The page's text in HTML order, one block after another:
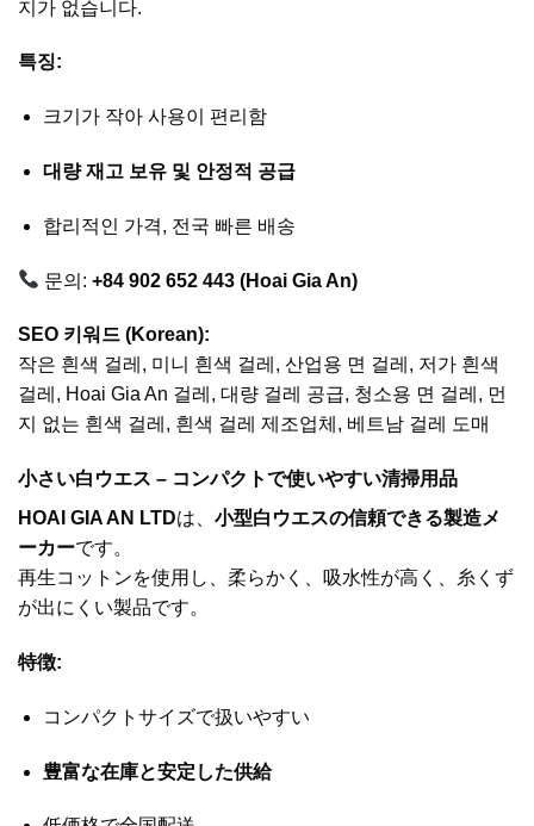
지가 없습니다.
특징:
크기가 작아 사용이 편리함
대량 재고 보유 및 안정적 공급
합리적인 가격, 전국 빠른 배송
문의:+84 902 652 443 (Hoai Gia An)
SEO 키워드 (Korean):
작은 흰색 걸레, 미니 흰색 걸레, 산업용 면 걸레, 저가 흰색
걸레, Hoai Gia An 걸레, 대량 걸레 공급, 청소용 면 걸레, 먼
지 없는 흰색 걸레, 흰색 걸레 제조업체, 베트남 걸레 도매
小さい白ウエス – コンパクトで使いやすい清掃用品
HOAI GIA AN LTDは、 小型白ウエスの信頼できる製造メ
ーカーです。
再生コットンを使用し、柔らかく、吸水性が高く、糸くず
が出にくい製品です。
特徴:
コンパクトサイズで扱いやすい
豊富な在庫と安定した供給